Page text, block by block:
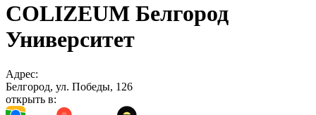
COLIZEUM Белгород
Университет
Адрес:
Белгород, ул. Победы, 126
открыть в: